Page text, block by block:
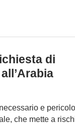
di
e
che mette a